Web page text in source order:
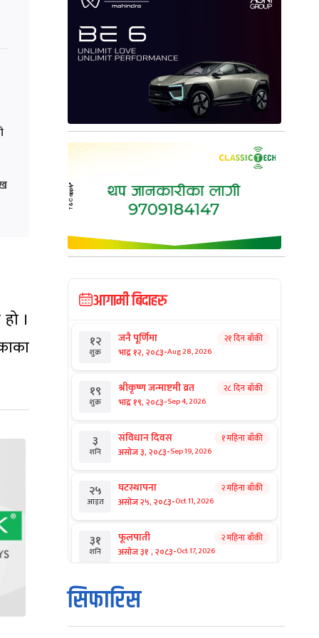
।
आगामी बिदाहरु
१२
शुक्र
जनै पूर्णिमा
भाद्र १२, २०८३-Aug 28, 2026
२१ दिन बाँकी
१९
शुक्र
श्रीकृष्ण जन्माष्टमी व्रत
भाद्र १९, २०८३-Sep 4, 2026
२८ दिन बाँकी
३
शनि
संविधान दिवस
असोज ३, २०८३-Sep 19, 2026
१ महिना बाँकी
२५
आइत
घटस्थापना
असोज २५, २०८३-Oct 11, 2026
२ महिना बाँकी
३१
शनि
फूलपाती
असोज ३१ , २०८३-Oct 17, 2026
२ महिना बाँकी
१
आइत
कार्तिक सङ्क्रान्ति
कार्तिक १, २०८३
सिफारिस